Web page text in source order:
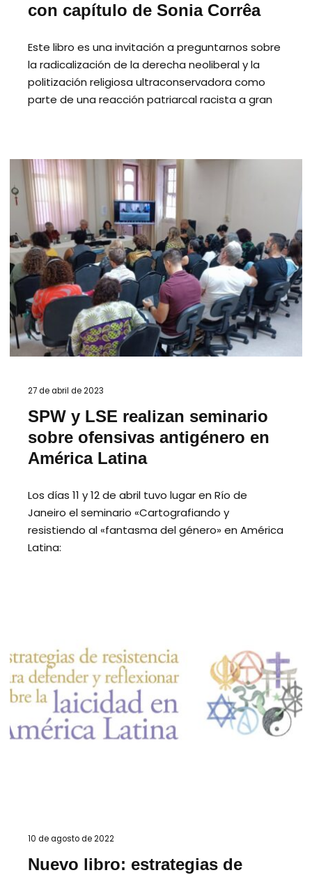
con capítulo de Sonia Corrêa
Este libro es una invitación a preguntarnos sobre
la radicalización de la derecha neoliberal y la
politización religiosa ultraconservadora como
parte de una reacción patriarcal racista a gran
27 de abril de 2023
SPW y LSE realizan seminario
sobre ofensivas antigénero en
América Latina
Los días 11 y 12 de abril tuvo lugar en Río de
Janeiro el seminario «Cartografiando y
resistiendo al «fantasma del género» en América
Latina:
10 de agosto de 2022
Nuevo libro: estrategias de